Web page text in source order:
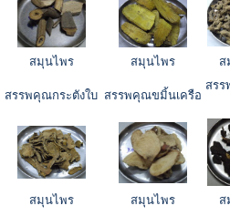
สมุนไพร สมุนไพร ส
สรรพคุณกระตังใบ สรรพคุณขมิ้นเครือ
สร
สมุนไพร สมุนไพร
ส